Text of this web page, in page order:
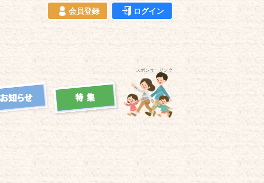
会員登録 ログイン
スポンサーリンク